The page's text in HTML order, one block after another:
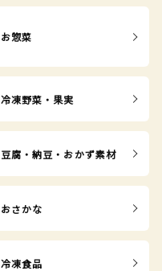
お惣菜
冷凍野菜・果実
豆腐・納豆・おかず素材
おさかな
冷凍食品